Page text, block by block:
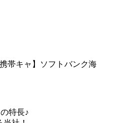
帯キャ】ソフトバンク海
特長♪